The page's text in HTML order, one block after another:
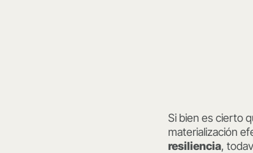
Si bien es cierto
materialización
resiliencia,